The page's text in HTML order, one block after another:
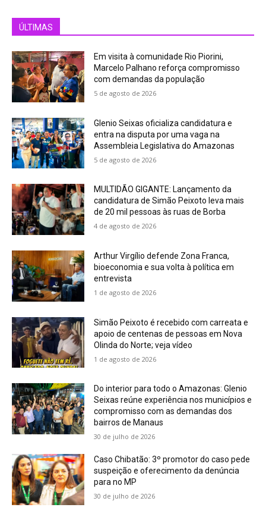
ÚLTIMAS
Em visita à comunidade Rio Piorini,
Marcelo Palhano reforça compromisso
com demandas da população
5 de agosto de 2026
Glenio Seixas oficializa candidatura e
entra na disputa por uma vaga na
Assembleia Legislativa do Amazonas
5 de agosto de 2026
MULTIDÃO GIGANTE: Lançamento da
candidatura de Simão Peixoto leva mais
de 20 mil pessoas às ruas de Borba
4 de agosto de 2026
Arthur Virgílio defende Zona Franca,
bioeconomia e sua volta à política em
entrevista
1 de agosto de 2026
Simão Peixoto é recebido com carreata e
apoio de centenas de pessoas em Nova
Olinda do Norte; veja vídeo
1 de agosto de 2026
Do interior para todo o Amazonas: Glenio
Seixas reúne experiência nos municípios e
compromisso com as demandas dos
bairros de Manaus
30 de julho de 2026
Caso Chibatão: 3º promotor do caso pede
suspeição e oferecimento da denúncia
para no MP
30 de julho de 2026